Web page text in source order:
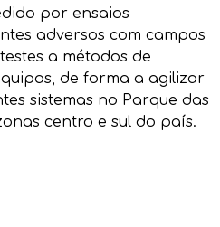
por ensaios
adversos com campos
a métodos de
de forma a agilizar
sistemas no Parque das
centro e sul do país.